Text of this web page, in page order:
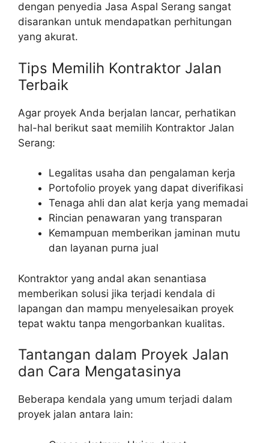
dengan penyedia Jasa Aspal Serang sangat
disarankan untuk mendapatkan perhitungan
yang akurat.
Tips Memilih Kontraktor Jalan
Terbaik
Agar proyek Anda berjalan lancar, perhatikan
hal-hal berikut saat memilih Kontraktor Jalan
Serang:
Legalitas usaha dan pengalaman kerja
Portofolio proyek yang dapat diverifikasi
Tenaga ahli dan alat kerja yang memadai
Rincian penawaran yang transparan
Kemampuan memberikan jaminan mutu
dan layanan purna jual
Kontraktor yang andal akan senantiasa
memberikan solusi jika terjadi kendala di
lapangan dan mampu menyelesaikan proyek
tepat waktu tanpa mengorbankan kualitas.
Tantangan dalam Proyek Jalan
dan Cara Mengatasinya
Beberapa kendala yang umum terjadi dalam
proyek jalan antara lain: